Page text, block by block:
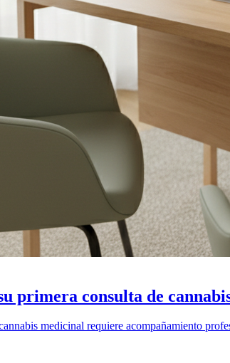
primera consulta de
medicinal requiere acompañamiento